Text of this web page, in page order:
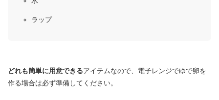
ラップ
どれも簡単に用意できるアイテムなので、電子レンジでゆで卵を
作る場合は必ず準備してください。